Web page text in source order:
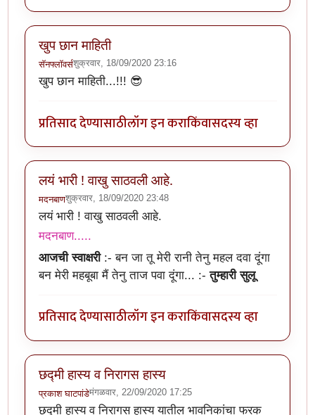
खुप छान माहिती
सॅनफ्लॉवर्सशुक्रवार, 18/09/2020 23:16
खुप छान माहिती...!!! 😎
प्रतिसाद देण्यासाठीलॉग इन कराकिंवासदस्य व्हा
लयं भारी ! वाखु साठवली आहे.
मदनबाणशुक्रवार, 18/09/2020 23:48
लयं भारी ! वाखु साठवली आहे.
मदनबाण.....
आजची स्वाक्षरी:-बन जा तू मेरी रानी तेनु महल दवा दूंगा
बन मेरी महबूबा मैं तेनु ताज पवा दूंगा... :-तुम्हारी सुलू
प्रतिसाद देण्यासाठीलॉग इन कराकिंवासदस्य व्हा
छद्मी हास्य व निरागस हास्य
प्रकाश घाटपांडेमंगळवार, 22/09/2020 17:25
छद्मी हास्य व निरागस हास्य यातील भावनिकांचा फरक